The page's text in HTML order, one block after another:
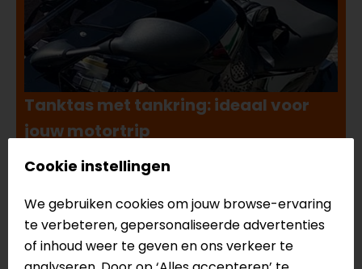
Tanktas met tankring: ideaal voor
jouw motortrip
Cookie instellingen
We gebruiken cookies om jouw browse-ervaring
te verbeteren, gepersonaliseerde advertenties
of inhoud weer te geven en ons verkeer te